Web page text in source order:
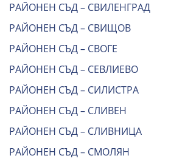
РАЙОНЕН СЪД – СВИЛЕНГРАД
РАЙОНЕН СЪД – СВИЩОВ
РАЙОНЕН СЪД – СВОГЕ
РАЙОНЕН СЪД – СЕВЛИЕВО
РАЙОНЕН СЪД – СИЛИСТРА
РАЙОНЕН СЪД – СЛИВЕН
РАЙОНЕН СЪД – СЛИВНИЦА
РАЙОНЕН СЪД – СМОЛЯН